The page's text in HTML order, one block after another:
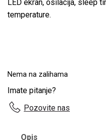
LED ekran, osilacija, sleep
temperature.
Nema na zalihama
Imate pitanje?
Pozovite nas
Opis